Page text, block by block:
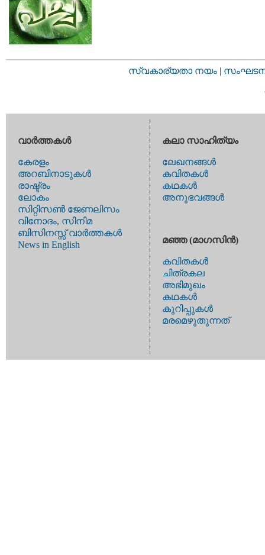
സ്വകാര്യതാ നയം |
വാര്‍ത്തകള്‍
കേരളം
അറബിനാടുകള്‍
രാഷ്ട്രം
ലോകം
സിറ്റിസണ്‍ ജേണലിസം
വിനോദം, സിനിമ
ബിസിനസ്സ് വാര്‍ത്തകള്‍
News in English
കലാ സാഹിത്യം
ലേഖനങ്ങള്‍
കവിതകള്‍
കഥകള്‍
അനുഭവങ്ങള്‍
മഞ്ഞ (മാഗസിന്‍)
കവിതകള്‍
ചിത്രകല
അഭിമുഖം
കഥകള്‍
കുറിപ്പുകള്‍
മരമെഴുതുന്നത്